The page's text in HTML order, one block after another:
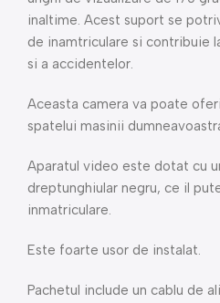
inaltime. Acest suport se
de inamtriculare si contribuie
si a accidentelor.
Aceasta camera va poate
spatelui masinii
Aparatul video este dotat cu
dreptunghiular negru, ce il
inmatriculare.
Este foarte usor de instalat.
Pachetul include un cablu de